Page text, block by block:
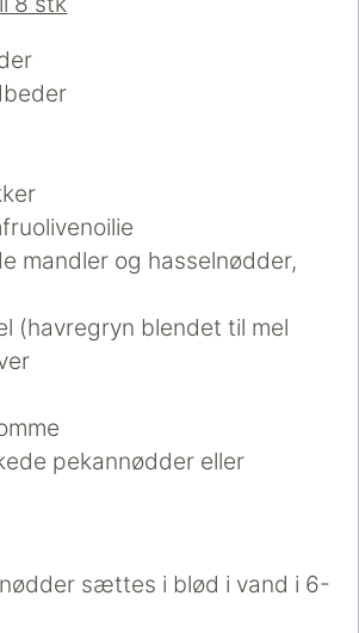
mandler og hasselnødder,
(havregryn blendet til mel
pekannødder eller
sættes i blød i vand i 6-